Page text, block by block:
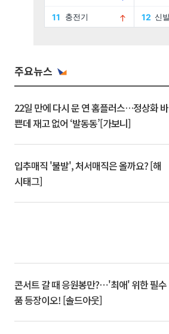
주요뉴스
22일 만에 다시 문 연 홈플러스…정상화 바
쁜데 재고 없어 ‘발동동’[가보니]
입추매직 '불발', 처서매직은 올까요? [해
시태그]
콘서트 갈 때 응원봉만?⋯'최애' 위한 필수
품 등장이오! [솔드아웃]